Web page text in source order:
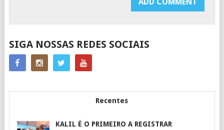
SIGA NOSSAS REDES SOCIAIS
Recentes
KALIL É O PRIMEIRO A REGISTRAR